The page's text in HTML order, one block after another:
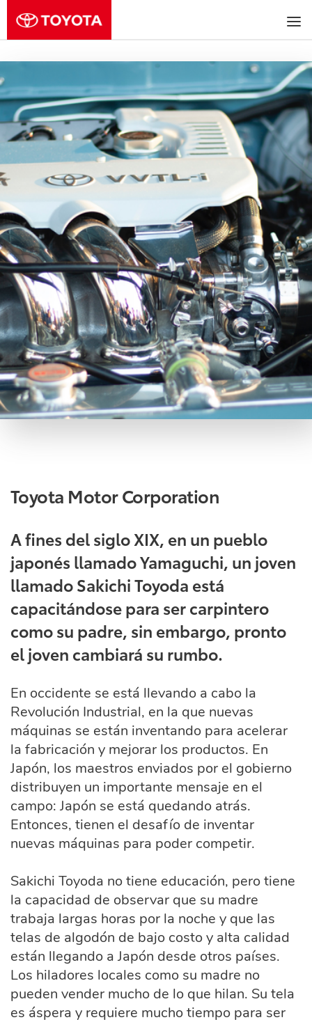
Toyota Motor Corporation
A fines del siglo XIX, en un pueblo
japonés llamado Yamaguchi, un joven
llamado Sakichi Toyoda está
capacitándose para ser carpintero
como su padre, sin embargo, pronto
el joven cambiará su rumbo.
En occidente se está llevando a cabo la
Revolución Industrial, en la que nuevas
máquinas se están inventando para acelerar
la fabricación y mejorar los productos. En
Japón, los maestros enviados por el gobierno
distribuyen un importante mensaje en el
campo: Japón se está quedando atrás.
Entonces, tienen el desafío de inventar
nuevas máquinas para poder competir.
Sakichi Toyoda no tiene educación, pero tiene
la capacidad de observar que su madre
trabaja largas horas por la noche y que las
telas de algodón de bajo costo y alta calidad
están llegando a Japón desde otros países.
Los hiladores locales como su madre no
pueden vender mucho de lo que hilan. Su tela
es áspera y requiere mucho tiempo para ser